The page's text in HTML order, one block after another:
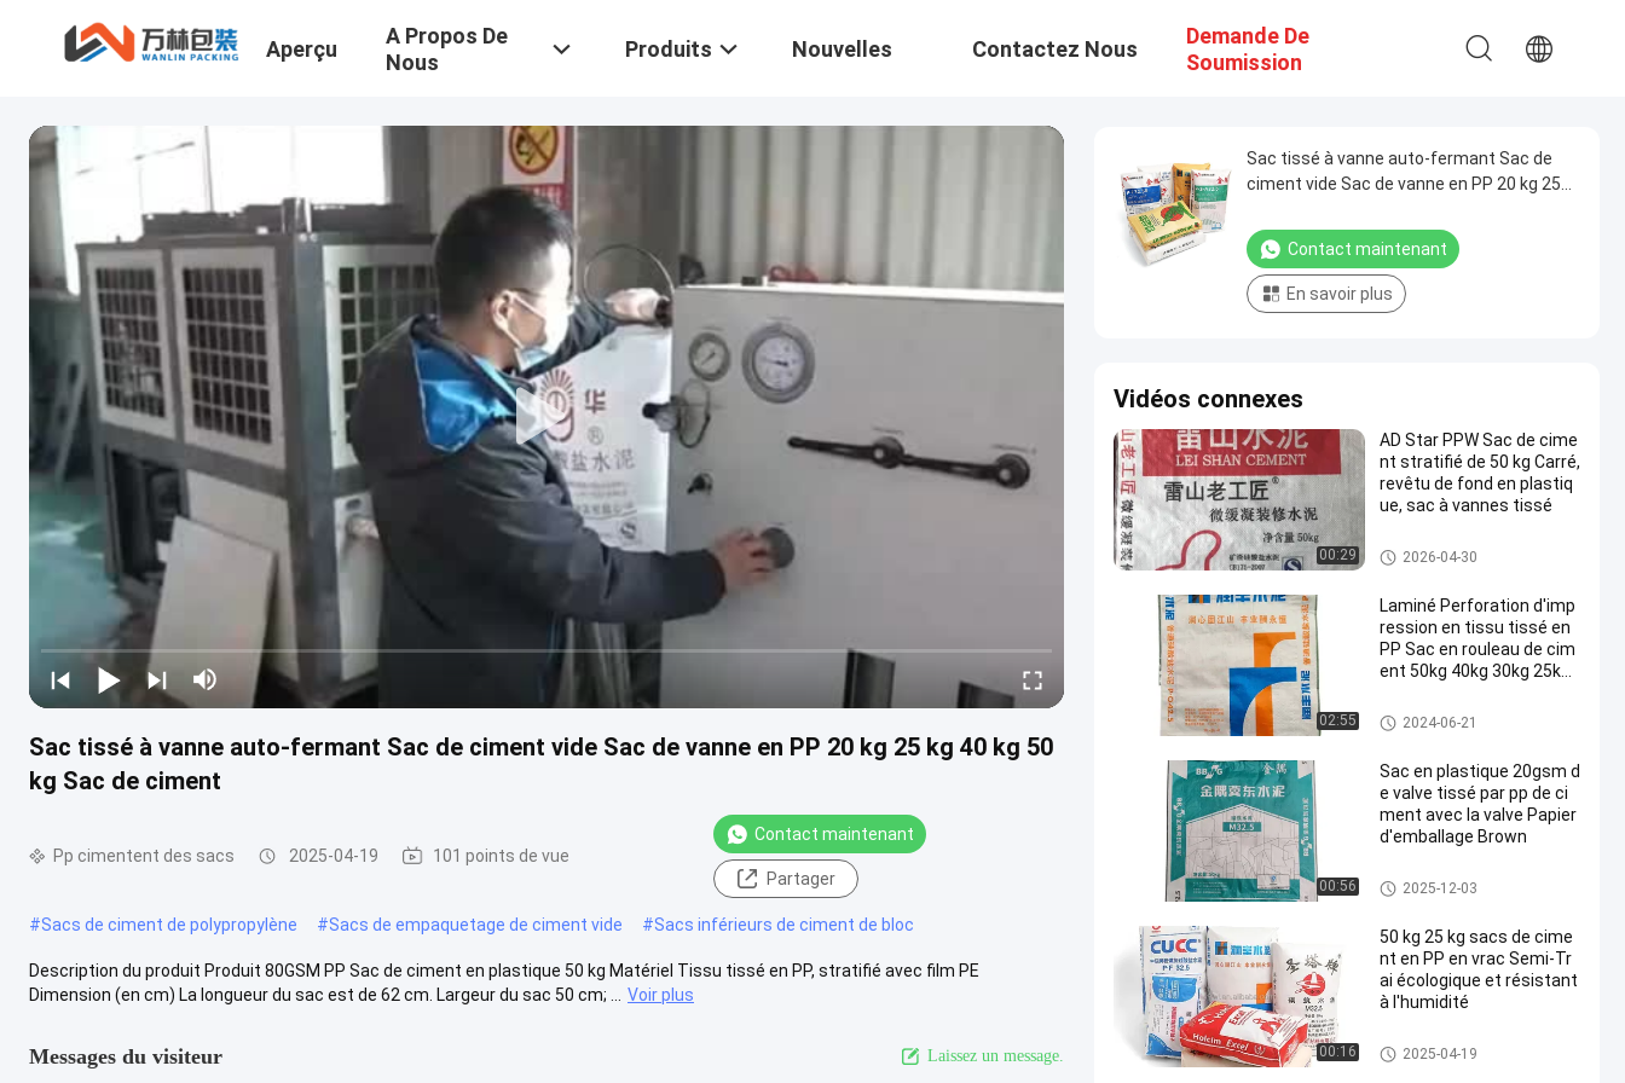
Aperçu
A Propos De
Nous
Produits Nouvelles Contactez Nous
Demande De
Soumission
Sac tissé à vanne auto-fermant Sac de ciment vide Sac de vanne en PP 20 kg 25 kg 40 kg 50
kg Sac de ciment
Pp cimentent des sacs 2025-04-19 101 points de vue
Contact maintenant
Partager
#Sacs de ciment de polypropylène #Sacs de empaquetage de ciment vide #Sacs inférieurs de ciment de bloc
Description du produit Produit 80GSM PP Sac de ciment en plastique 50 kg Matériel Tissu tissé en PP, stratifié avec film PE
Dimension (en cm) La longueur du sac est de 62 cm. Largeur du sac 50 cm; ...
Voir plus
Messages du visiteur Laissez un message.
Sac tissé à vanne auto-fermant Sac de
ciment vide Sac de vanne en PP 20 kg 25
Contact maintenant
En savoir plus
Vidéos connexes
00:29
AD Star PPW Sac de cime
nt stratifié de 50 kg Carré,
revêtu de fond en plastiq
ue, sac à vannes tissé
Pp cimentent des sacs
2026-04-30
02:55
Laminé Perforation d'imp
ression en tissu tissé en
PP Sac en rouleau de cim
ent 50kg 40kg 30kg 25kg
Pp cimentent des sacs
2024-06-21
00:56
Sac en plastique 20gsm d
e valve tissé par pp de ci
ment avec la valve Papier
d'emballage Brown
Pp cimentent des sacs
2025-12-03
00:16
50 kg 25 kg sacs de cime
nt en PP en vrac Semi-Tr
ai écologique et résistant
à l'humidité
Pp cimentent des sacs
2025-04-19